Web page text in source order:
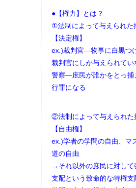
●【権力】とは？
①法制によって与えられた
【決定権】
ex.)裁判官―物事に白黒つ
裁判官にしか与えられてい
警察―庶民が誰かをとっ捕
行罪になる
②法制によって与えられた
【自由権】
ex.)学者の学問の自由、マ
道の自由
→それ以外の庶民に対して
支配という致命的な特権支